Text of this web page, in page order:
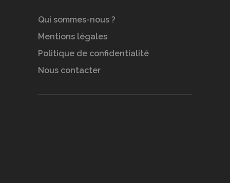
Qui sommes-nous ?
Mentions légales
Politique de confidentialité
Nous contacter